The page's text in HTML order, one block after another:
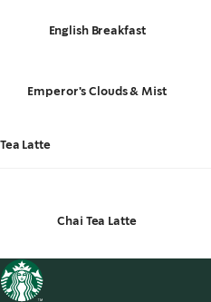
English Breakfast
Emperor's Clouds & Mist
Tea Latte
Chai Tea Latte